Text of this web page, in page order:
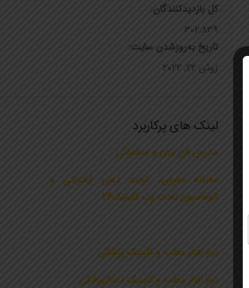
کل بازدیدکنند‌گان:
302,839
تاریخ به‌روزشدن سایت:
ژوئن 22, 2022
لینک های پرکاربرد
مدرس فن بیان و سخنرانی
سامانه معرفی، نوبت دهی اینترنتی و
اتوماسیون تحت وب کلینیک24
نرم افزار مطب و کلینیک پزشکی
نرم افزار مطب و کلینیک دندانپزشکی